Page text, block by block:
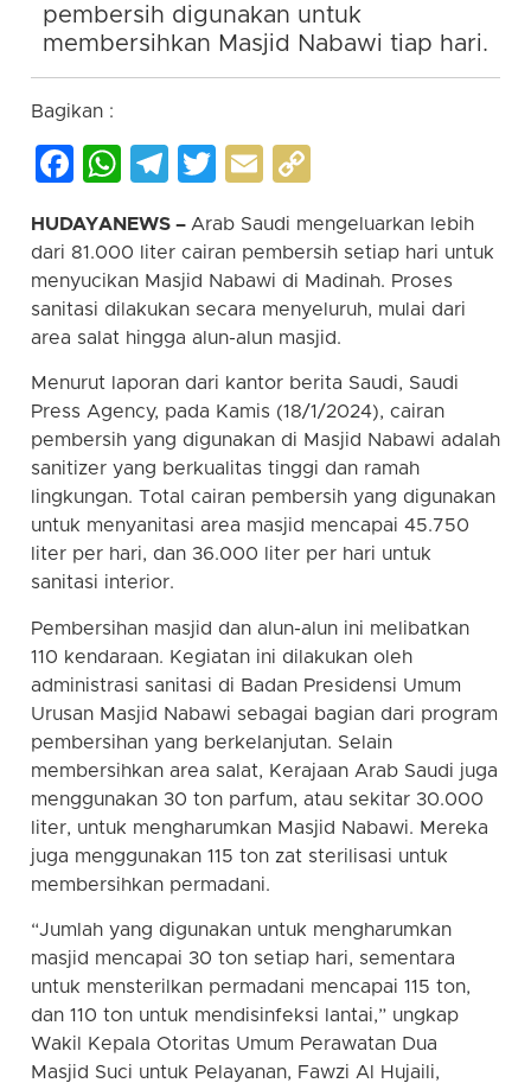
pembersih digunakan untuk
membersihkan Masjid Nabawi tiap hari.
Bagikan :
Facebook
WhatsApp
Telegram
Twitter
Email
HUDAYANEWS – Arab Saudi mengeluarkan lebih
dari 81.000 liter cairan pembersih setiap hari untuk
menyucikan Masjid Nabawi di Madinah. Proses
sanitasi dilakukan secara menyeluruh, mulai dari
area salat hingga alun-alun masjid.
Menurut laporan dari kantor berita Saudi, Saudi
Press Agency, pada Kamis (18/1/2024), cairan
pembersih yang digunakan di Masjid Nabawi adalah
sanitizer yang berkualitas tinggi dan ramah
lingkungan. Total cairan pembersih yang digunakan
untuk menyanitasi area masjid mencapai 45.750
liter per hari, dan 36.000 liter per hari untuk
sanitasi interior.
Pembersihan masjid dan alun-alun ini melibatkan
110 kendaraan. Kegiatan ini dilakukan oleh
administrasi sanitasi di Badan Presidensi Umum
Urusan Masjid Nabawi sebagai bagian dari program
pembersihan yang berkelanjutan. Selain
membersihkan area salat, Kerajaan Arab Saudi juga
menggunakan 30 ton parfum, atau sekitar 30.000
liter, untuk mengharumkan Masjid Nabawi. Mereka
juga menggunakan 115 ton zat sterilisasi untuk
membersihkan permadani.
“Jumlah yang digunakan untuk mengharumkan
masjid mencapai 30 ton setiap hari, sementara
untuk mensterilkan permadani mencapai 115 ton,
dan 110 ton untuk mendisinfeksi lantai,” ungkap
Wakil Kepala Otoritas Umum Perawatan Dua
Masjid Suci untuk Pelayanan, Fawzi Al Hujaili,